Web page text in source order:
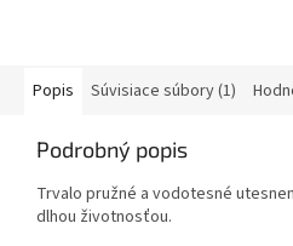
Popis Súvisiace súbory (1)
Podrobný popis
Trvalo pružné a vodotesné
dlhou životnosťou.